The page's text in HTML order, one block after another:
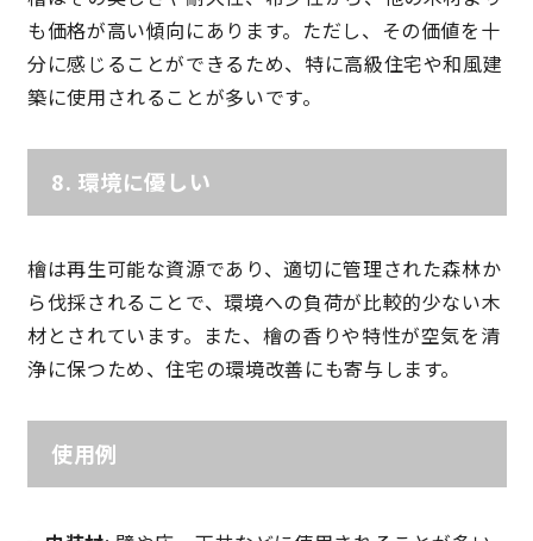
サイトマップ プライバシーポリシー
CLOSE
も価格が高い傾向にあります。ただし、その価値を十
分に感じることができるため、特に高級住宅や和風建
築に使用されることが多いです。
8. 環境に優しい
檜は再生可能な資源であり、適切に管理された森林か
ら伐採されることで、環境への負荷が比較的少ない木
材とされています。また、檜の香りや特性が空気を清
浄に保つため、住宅の環境改善にも寄与します。
使用例